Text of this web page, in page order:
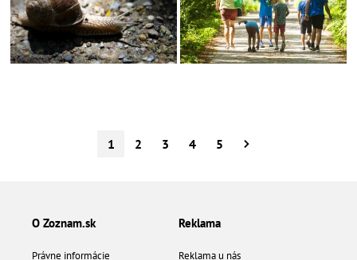
1 2 3 4 5
O Zoznam.sk
Právne informácie
Reklama
Reklama u nás